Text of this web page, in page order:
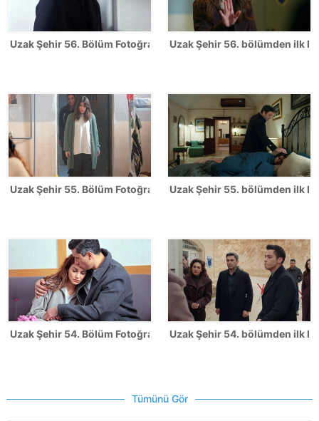
Uzak Şehir 56. Bölüm FotoğraflarıUzak Şehir 56. bölümden ilk
Uzak Şehir 55. Bölüm FotoğraflarıUzak Şehir 55. bölümden ilk
Uzak Şehir 54. Bölüm FotoğraflarıUzak Şehir 54. bölümden ilk
Tümünü Gör